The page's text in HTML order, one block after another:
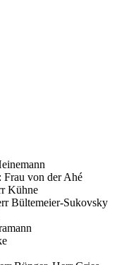
von der Ahé
Kühne
Bültemeier-Sukovsky